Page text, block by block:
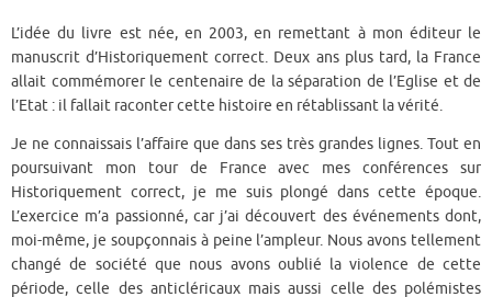
L’idée du livre est née, en 2003, en remettant à mon éditeur le
manuscrit d’Historiquement correct. Deux ans plus tard, la France
allait commémorer le centenaire de la séparation de l’Eglise et de
l’Etat : il fallait raconter cette histoire en rétablissant la vérité.
Je ne connaissais l’affaire que dans ses très grandes lignes. Tout en
poursuivant mon tour de France avec mes conférences sur
Historiquement correct, je me suis plongé dans cette époque.
L’exercice m’a passionné, car j’ai découvert des événements dont,
moi-même, je soupçonnais à peine l’ampleur. Nous avons tellement
changé de société que nous avons oublié la violence de cette
période, celle des anticléricaux mais aussi celle des polémistes